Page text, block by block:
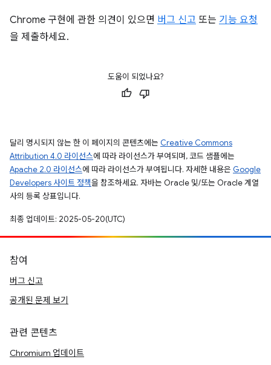
Chrome 구현에 관한 의견이 있으면 버그 신고 또는 기능 요청
을 제출하세요.
도움이 되었나요?
달리 명시되지 않는 한 이 페이지의 콘텐츠에는 Creative Commons
Attribution 4.0 라이선스에 따라 라이선스가 부여되며, 코드 샘플에는
Apache 2.0 라이선스에 따라 라이선스가 부여됩니다. 자세한 내용은 Google
Developers 사이트 정책을 참조하세요. 자바는 Oracle 및/또는 Oracle 계열
사의 등록 상표입니다.
최종 업데이트: 2025-05-20(UTC)
참여
버그 신고
공개된 문제 보기
관련 콘텐츠
Chromium 업데이트